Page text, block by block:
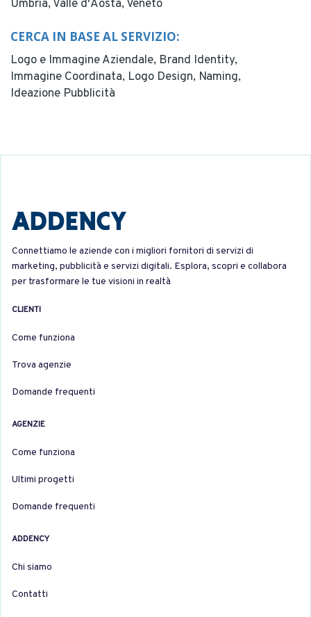
Umbria, Valle d'Aosta, Veneto
CERCA IN BASE AL SERVIZIO:
Logo e Immagine Aziendale, Brand Identity,
Immagine Coordinata, Logo Design, Naming,
Ideazione Pubblicità
Connettiamo le aziende con i migliori fornitori di servizi di
marketing, pubblicità e servizi digitali. Esplora, scopri e collabora
per trasformare le tue visioni in realtà
CLIENTI
Come funziona
Trova agenzie
Domande frequenti
AGENZIE
Come funziona
Ultimi progetti
Domande frequenti
ADDENCY
Chi siamo
Contatti